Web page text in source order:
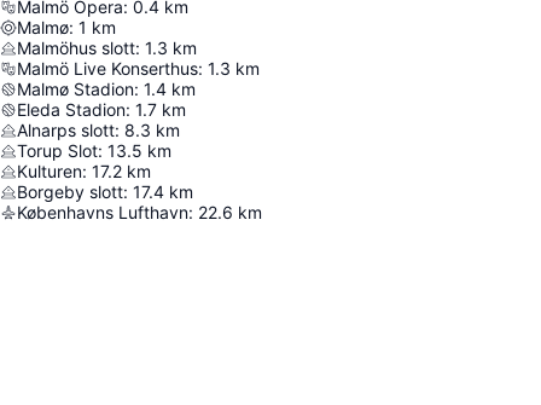
Malmö Opera: 0.4 km
Malmø: 1 km
Malmöhus slott: 1.3 km
Malmö Live Konserthus: 1.3 km
Malmø Stadion: 1.4 km
Eleda Stadion: 1.7 km
Alnarps slott: 8.3 km
Torup Slot: 13.5 km
Kulturen: 17.2 km
Borgeby slott: 17.4 km
Københavns Lufthavn: 22.6 km